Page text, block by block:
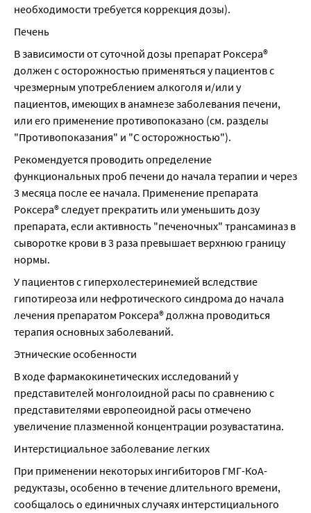
необходимости требуется коррекция дозы).
Печень
В зависимости от суточной дозы препарат Роксера®
должен с осторожностью применяться у пациентов с
чрезмерным употреблением алкоголя и/или у
пациентов, имеющих в анамнезе заболевания печени,
или его применение противопоказано (см. разделы
"Противопоказания" и "С осторожностью").
Рекомендуется проводить определение
функциональных проб печени до начала терапии и через
3 месяца после ее начала. Применение препарата
Роксера® следует прекратить или уменьшить дозу
препарата, если активность "печеночных" трансаминаз в
сыворотке крови в 3 раза превышает верхнюю границу
нормы.
У пациентов с гиперхолестеринемией вследствие
гипотиреоза или нефротического синдрома до начала
лечения препаратом Роксера® должна проводиться
терапия основных заболеваний.
Этнические особенности
В ходе фармакокинетических исследований у
представителей монголоидной расы по сравнению с
представителями европеоидной расы отмечено
увеличение плазменной концентрации розувастатина.
Интерстициальное заболевание легких
При применении некоторых ингибиторов ГМГ-КоА-
редуктазы, особенно в течение длительного времени,
сообщалось о единичных случаях интерстициального